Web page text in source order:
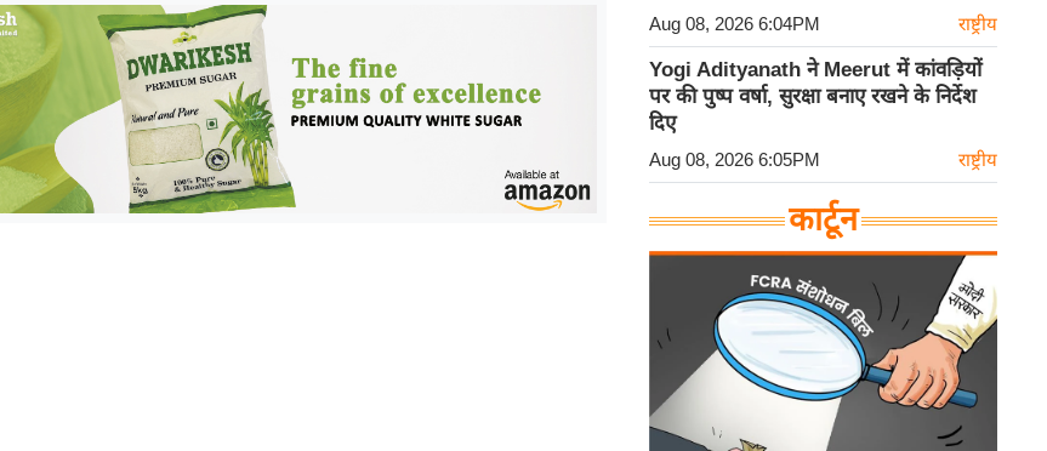
Aug 08, 2026 6:04PM राष्ट्रीय
Yogi Adityanath ने Meerut में कांवड़ियों
पर की पुष्प वर्षा, सुरक्षा बनाए रखने के निर्देश
दिए
Aug 08, 2026 6:05PM राष्ट्रीय
कार्टून